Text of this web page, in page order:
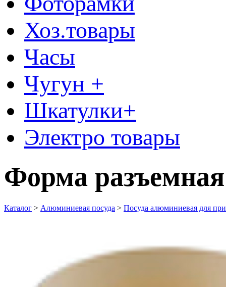
Хоз.товары
Часы
Чугун +
Шкатулки+
Электро товары
Форма
Каталог > Алюминиевая посуда > Посуда алюминиевая для